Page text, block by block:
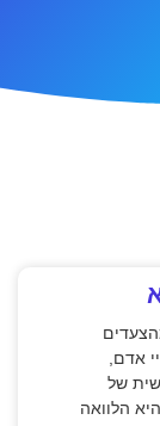
אדם,
של
הלוואה